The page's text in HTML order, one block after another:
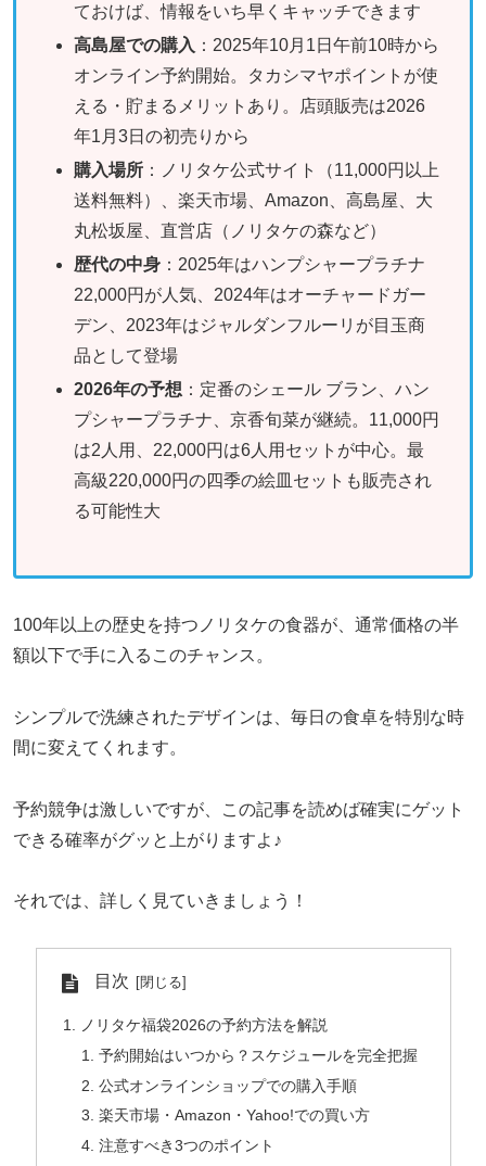
ておけば、情報をいち早くキャッチできます
高島屋での購入 ：2025年10月1日午前10時から
オンライン予約開始。タカシマヤポイントが使
える・貯まるメリットあり。店頭販売は2026
年1月3日の初売りから
購入場所 ：ノリタケ公式サイト（11,000円以上
送料無料）、楽天市場、Amazon、高島屋、大
丸松坂屋、直営店（ノリタケの森など）
歴代の中身 ：2025年はハンプシャープラチナ
22,000円が人気、2024年はオーチャードガー
デン、2023年はジャルダンフルーリが目玉商
品として登場
2026年の予想 ：定番のシェール ブラン、ハン
プシャープラチナ、京香旬菜が継続。11,000円
は2人用、22,000円は6人用セットが中心。最
高級220,000円の四季の絵皿セットも販売され
る可能性大
100年以上の歴史を持つノリタケの食器が、通常価格の半
額以下で手に入るこのチャンス。
シンプルで洗練されたデザインは、毎日の食卓を特別な時
間に変えてくれます。
予約競争は激しいですが、この記事を読めば確実にゲット
できる確率がグッと上がりますよ♪
それでは、詳しく見ていきましょう！
目次
ノリタケ福袋2026の予約方法を解説
予約開始はいつから？スケジュールを完全把握
公式オンラインショップでの購入手順
楽天市場・Amazon・Yahoo!での買い方
注意すべき3つのポイント